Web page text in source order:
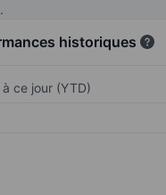
.
historiques
à ce jour (YTD)